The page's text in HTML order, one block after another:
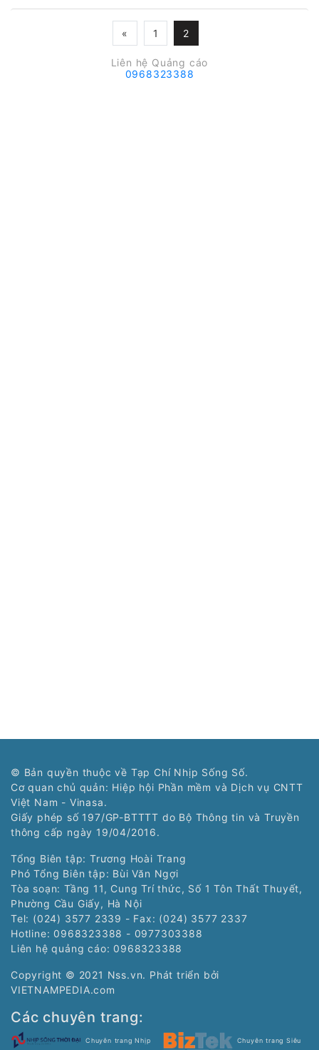
« 1 2
Liên hệ Quảng cáo
0968323388
© Bản quyền thuộc về Tạp Chí Nhịp Sống Số.
Cơ quan chủ quản: Hiệp hội Phần mềm và Dịch vụ CNTT
Việt Nam - Vinasa.
Giấy phép số 197/GP-BTTTT do Bộ Thông tin và Truyền
thông cấp ngày 19/04/2016.
Tổng Biên tập: Trương Hoài Trang
Phó Tổng Biên tập: Bùi Văn Ngợi
Tòa soạn: Tầng 11, Cung Trí thức, Số 1 Tôn Thất Thuyết,
Phường Cầu Giấy, Hà Nội
Tel: (024) 3577 2339 - Fax: (024) 3577 2337
Hotline: 0968323388 - 0977303388
Liên hệ quảng cáo: 0968323388
Copyright © 2021 Nss.vn. Phát triển bởi
VIETNAMPEDIA.com
Các chuyên trang:
Chuyên trang Nhịp Chuyên trang Siêu